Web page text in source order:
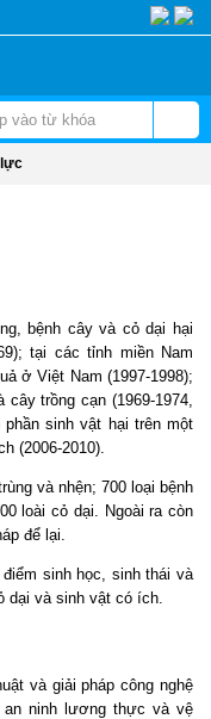
lực
bệnh cây và cỏ dại hại
tại các tỉnh miền Nam
ở Việt Nam (1997-1998);
trồng cạn (1969-1974,
phần sinh vật hại trên một
(2006-2010).
và nhện; 700 loại bệnh
loài cỏ dại. Ngoài ra còn
để lại.
sinh học, sinh thái và
dại và sinh vật có ích.
và giải pháp công nghệ
an ninh lương thực và vệ